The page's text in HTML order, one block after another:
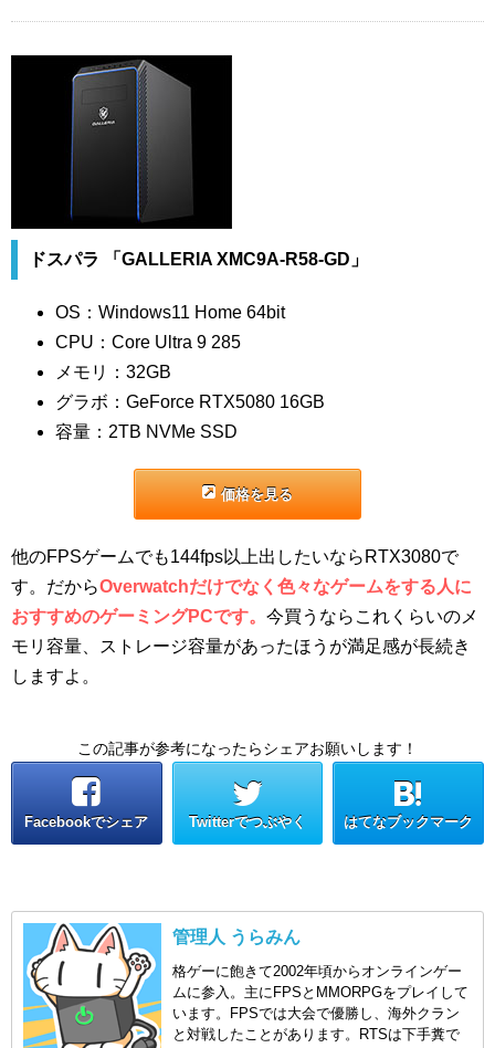
ドスパラ 「GALLERIA XMC9A-R58-GD」
OS：Windows11 Home 64bit
CPU：Core Ultra 9 285
メモリ：32GB
グラボ：GeForce RTX5080 16GB
容量：2TB NVMe SSD
価格を見る
他のFPSゲームでも144fps以上出したいならRTX3080で
す。だからOverwatchだけでなく色々なゲームをする人に
おすすめのゲーミングPCです。 今買うならこれくらいのメ
モリ容量、ストレージ容量があったほうが満足感が長続き
しますよ。
この記事が参考になったらシェアお願いします！
Facebookでシェア Twitterでつぶやく はてなブックマーク
管理人 うらみん
格ゲーに飽きて2002年頃からオンラインゲー
ムに参入。主にFPSとMMORPGをプレイして
います。FPSでは大会で優勝し、海外クラン
と対戦したことがあります。RTSは下手糞で